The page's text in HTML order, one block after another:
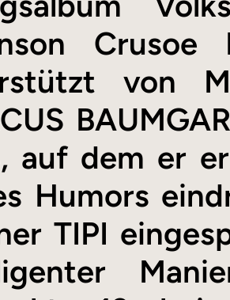
von
auf dem er
Humors
TIPI